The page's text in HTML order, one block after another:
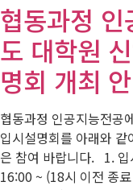
협동과정
도 대학원
명회 개최
협동과정 인공지능전공
입시설명회를 아래와
은 참여 바랍니다. 1.
16:00 ~ (18시 이전 종